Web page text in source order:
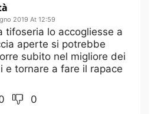
2019 At 12:59
tifoseria lo accogliesse a
aperte si potrebbe
subito nel migliore dei
e tornare a fare il rapace
0